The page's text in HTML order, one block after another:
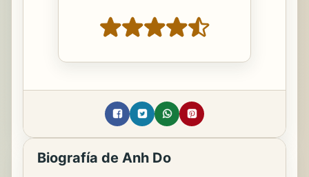
Biografía de Anh Do